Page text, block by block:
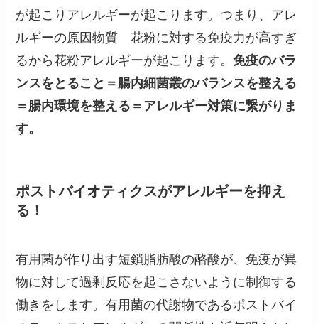
が起こりアレルギーが起こります。つまり、アレ
ルギーの原因物質 花粉に対する免疫力が高すぎ
るから花粉アレルギーが起こります。免疫のバラ
ンスをとること＝腸内細菌叢のバランスを整える
＝腸内環境を整える＝アレルギー対策に繋がりま
す。
ポストバイオティクスがアレルギーを抑え
る！
有用菌が作り出す短鎖脂肪酸の酪酸が、免疫が異
物に対して過剰反応を起こさないように制御する
働きをします。有用菌の代謝物であるポストバイ